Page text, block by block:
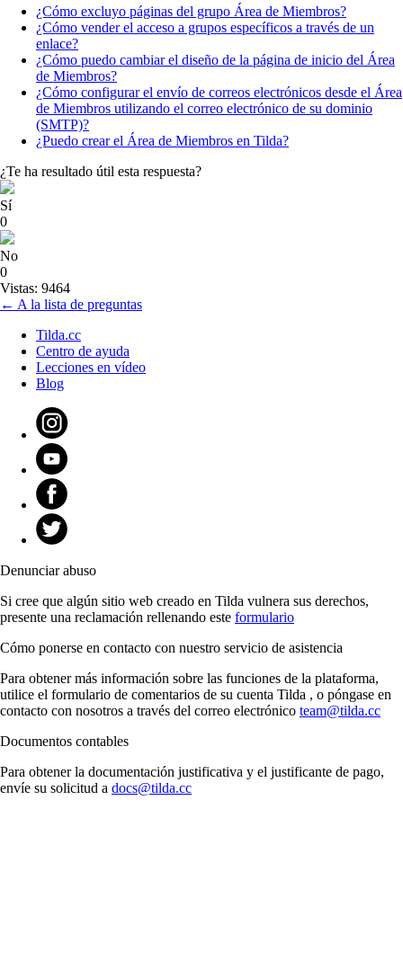
¿Cómo excluyo páginas del grupo Área de Miembros?
¿Cómo vender el acceso a grupos específicos a través de un
enlace?
¿Cómo puedo cambiar el diseño de la página de inicio del Área
de Miembros?
¿Cómo configurar el envío de correos electrónicos desde el Área
de Miembros utilizando el correo electrónico de su dominio
(SMTP)?
¿Puedo crear el Área de Miembros en Tilda?
¿Te ha resultado útil esta respuesta?
Sí
0
No
0
Vistas: 9464
← A la lista de preguntas
Tilda.cc
Centro de ayuda
Lecciones en vídeo
Blog
Denunciar abuso
Si cree que algún sitio web creado en Tilda vulnera sus derechos,
presente una reclamación rellenando este formulario
Cómo ponerse en contacto con nuestro servicio de asistencia
Para obtener más información sobre las funciones de la plataforma,
utilice el formulario de comentarios de su cuenta Tilda , o póngase en
contacto con nosotros a través del correo electrónico team@tilda.cc
Documentos contables
Para obtener la documentación justificativa y el justificante de pago,
envíe su solicitud a docs@tilda.cc